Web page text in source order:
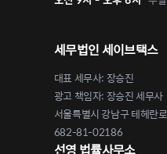
세무법인 세이브택스
대표 세무사: 장승진
광고 책임자: 장승진 세무사
서울특별시 강남구 테헤란
682-81-02186
선영 법률사무소